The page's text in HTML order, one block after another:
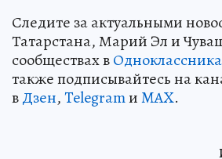
Следите за актуальными
Татарстана, Марий Эл и
сообществах в
также подписывайтесь на
вДзен,TelegramиMAX.